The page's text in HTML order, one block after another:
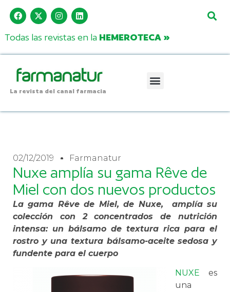
Todas las revistas en la HEMEROTECA »
La revista del canal farmacia
02/12/2019 Farmanatur
Nuxe amplía su gama Rêve de
Miel con dos nuevos productos
La gama Rêve de Miel, de Nuxe, amplía su
colección con 2 concentrados de nutrición
intensa: un bálsamo de textura rica para el
rostro y una textura bálsamo-aceite sedosa y
fundente para el cuerpo
NUXE es
una